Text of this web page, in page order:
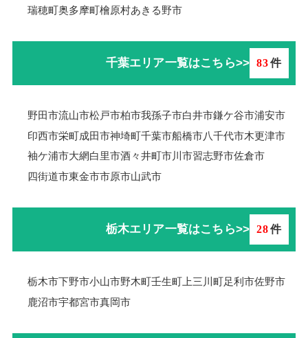
瑞穂町奥多摩町檜原村あきる野市
千葉エリア一覧はこちら>> 83件
野田市流山市松戸市柏市我孫子市白井市鎌ケ谷市浦安市
印西市栄町成田市神埼町千葉市船橋市八千代市木更津市
袖ケ浦市大網白里市酒々井町市川市習志野市佐倉市
四街道市東金市市原市山武市
栃木エリア一覧はこちら>> 28件
栃木市下野市小山市野木町壬生町 上三川町足利市佐野市
鹿沼市宇都宮市真岡市